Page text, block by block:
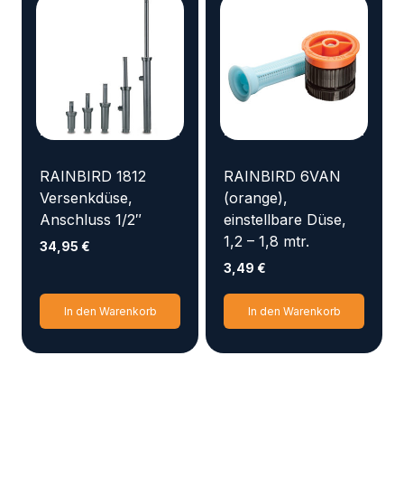
RAINBIRD 1812
Versenkdüse,
Anschluss 1/2″
34,95 €
In den Warenkorb
RAINBIRD 6VAN
(orange),
einstellbare Düse,
1,2 – 1,8 mtr.
3,49 €
In den Warenkorb